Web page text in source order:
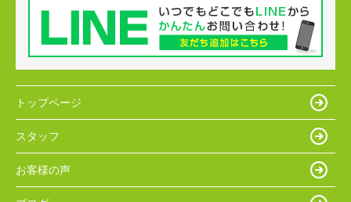
トップページ
スタッフ
お客様の声